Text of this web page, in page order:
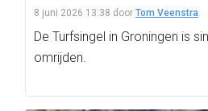
8 juni 2026 13:38 door Tom Veenstra
De Turfsingel in Groningen is
omrijden.